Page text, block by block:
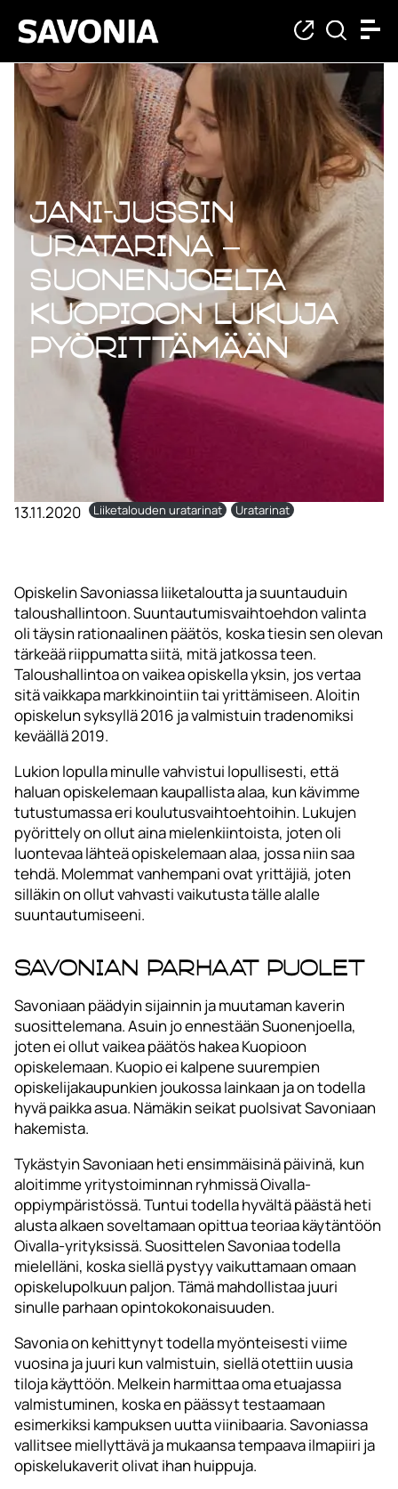
Jani-Jussin
uratarina –
Suonenjoelta
Kuopioon lukuja
pyörittämään
13.11.2020 Liiketalouden uratarinat Uratarinat
Opiskelin Savoniassa liiketaloutta ja suuntauduin
taloushallintoon. Suuntautumisvaihtoehdon valinta
oli täysin rationaalinen päätös, koska tiesin sen olevan
tärkeää riippumatta siitä, mitä jatkossa teen.
Taloushallintoa on vaikea opiskella yksin, jos vertaa
sitä vaikkapa markkinointiin tai yrittämiseen. Aloitin
opiskelun syksyllä 2016 ja valmistuin tradenomiksi
keväällä 2019.
Lukion lopulla minulle vahvistui lopullisesti, että
haluan opiskelemaan kaupallista alaa, kun kävimme
tutustumassa eri koulutusvaihtoehtoihin. Lukujen
pyörittely on ollut aina mielenkiintoista, joten oli
luontevaa lähteä opiskelemaan alaa, jossa niin saa
tehdä. Molemmat vanhempani ovat yrittäjiä, joten
silläkin on ollut vahvasti vaikutusta tälle alalle
suuntautumiseeni.
Savonian parhaat puolet
Savoniaan päädyin sijainnin ja muutaman kaverin
suosittelemana. Asuin jo ennestään Suonenjoella,
joten ei ollut vaikea päätös hakea Kuopioon
opiskelemaan. Kuopio ei kalpene suurempien
opiskelijakaupunkien joukossa lainkaan ja on todella
hyvä paikka asua. Nämäkin seikat puolsivat Savoniaan
hakemista.
Tykästyin Savoniaan heti ensimmäisinä päivinä, kun
aloitimme yritystoiminnan ryhmissä Oivalla-
oppiympäristössä. Tuntui todella hyvältä päästä heti
alusta alkaen soveltamaan opittua teoriaa käytäntöön
Oivalla-yrityksissä. Suosittelen Savoniaa todella
mielelläni, koska siellä pystyy vaikuttamaan omaan
opiskelupolkuun paljon. Tämä mahdollistaa juuri
sinulle parhaan opintokokonaisuuden.
Savonia on kehittynyt todella myönteisesti viime
vuosina ja juuri kun valmistuin, siellä otettiin uusia
tiloja käyttöön. Melkein harmittaa oma etuajassa
valmistuminen, koska en päässyt testaamaan
esimerkiksi kampuksen uutta viinibaaria. Savoniassa
vallitsee miellyttävä ja mukaansa tempaava ilmapiiri ja
opiskelukaverit olivat ihan huippuja.